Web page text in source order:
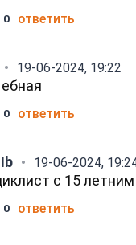
0 ответить
19-06-2024, 19:22
0 ответить
19-06-2024,
с 15
0 ответить